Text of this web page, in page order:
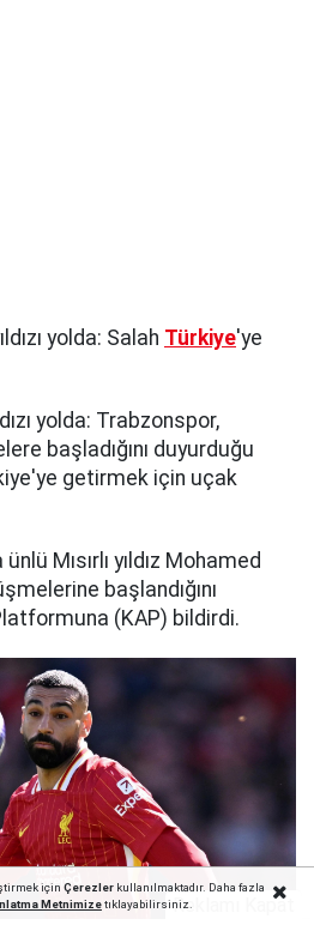
yolda: Salah Türkiye'ye
yolda: Trabzonspor,
başladığını duyurduğu
getirmek için uçak
Mısırlı yıldız Mohamed
başlandığını
(KAP) bildirdi.
için Çerezlerkullanılmaktadır. Daha fazla
Metnimizetıklayabilirsiniz.Reklamı Kapat